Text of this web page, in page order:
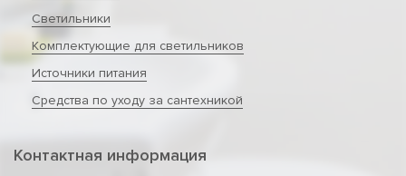
Светильники
Комплектующие для светильников
Источники питания
Средства по уходу за сантехникой
Контактная информация